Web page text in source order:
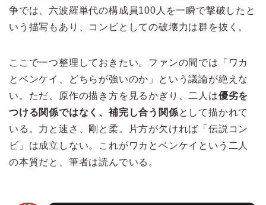
争では、六波羅単代の構成員100人を一瞬で撃破したと
いう描写もあり、コンビとしての破壊力は群を抜く。
ここで一つ整理しておきたい。ファンの間では「ワカ
とベンケイ、どちらが強いのか」という議論が絶えな
い。ただ、原作の描き方を見るかぎり、二人は優劣を
つける関係ではなく、補完し合う関係として描かれて
いる。力と速さ、剛と柔。片方が欠ければ「伝説コン
ビ」は成立しない。これがワカとベンケイという二人
の本質だと、筆者は読んでいる。